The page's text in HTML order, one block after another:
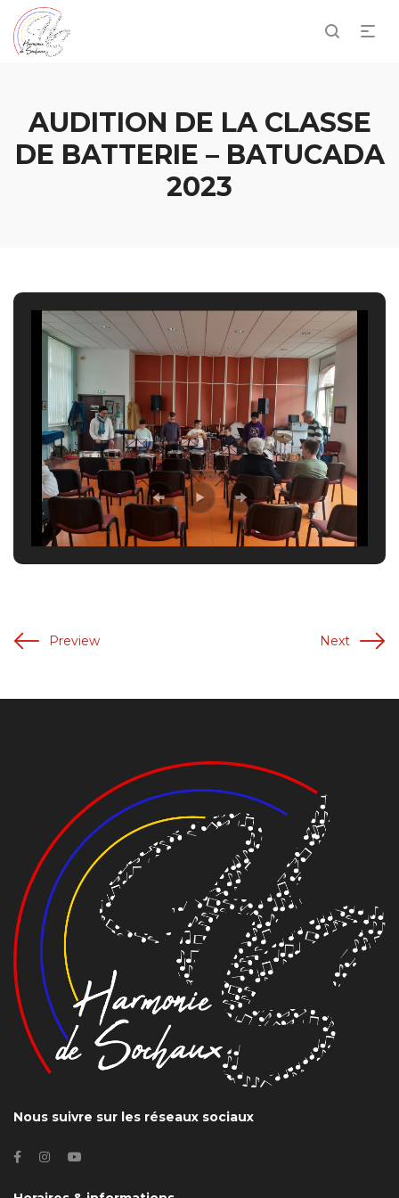
AUDITION DE LA CLASSE
DE BATTERIE – BATUCADA
2023
Preview Next
Nous suivre sur les réseaux sociaux